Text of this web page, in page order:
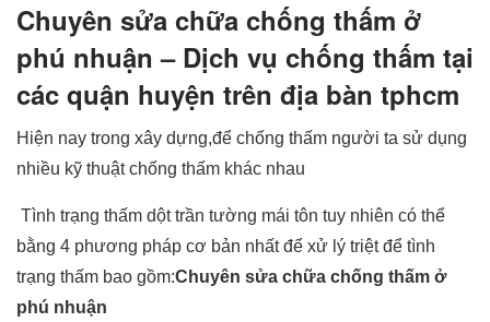
Chuyên sửa chữa chống thấm ở
phú nhuận – Dịch vụ chống thấm tại
các quận huyện trên địa bàn tphcm
Hiện nay trong xây dựng,để chống thấm người ta sử dụng
nhiều kỹ thuật chống thấm khác nhau
Tình trạng thấm dột trần tường mái tôn tuy nhiên có thể
bằng 4 phương pháp cơ bản nhất để xử lý triệt để tình
trạng thấm bao gồm:Chuyên sửa chữa chống thấm ở
phú nhuận